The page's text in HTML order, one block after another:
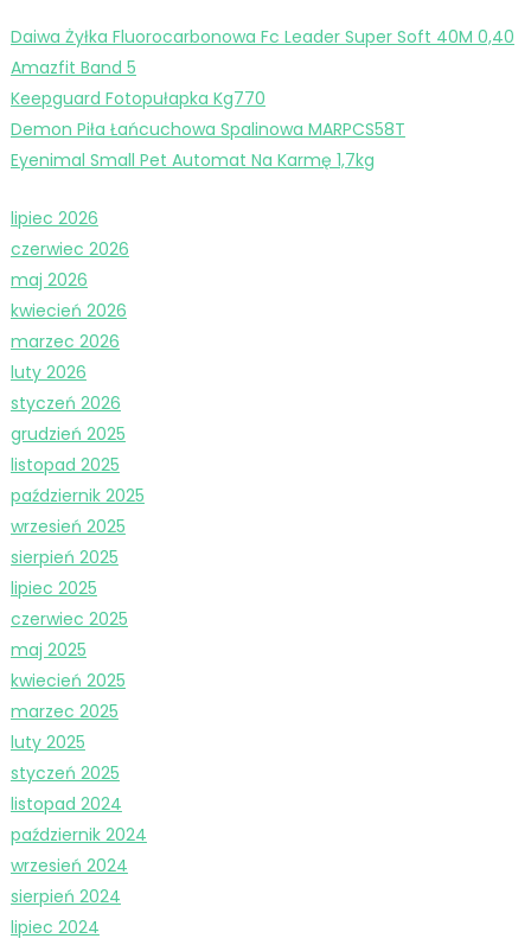
Daiwa Żyłka Fluorocarbonowa Fc Leader Super Soft 40M 0,40
Amazfit Band 5
Keepguard Fotopułapka Kg770
Demon Piła Łańcuchowa Spalinowa MARPCS58T
Eyenimal Small Pet Automat Na Karmę 1,7kg
lipiec 2026
czerwiec 2026
maj 2026
kwiecień 2026
marzec 2026
luty 2026
styczeń 2026
grudzień 2025
listopad 2025
październik 2025
wrzesień 2025
sierpień 2025
lipiec 2025
czerwiec 2025
maj 2025
kwiecień 2025
marzec 2025
luty 2025
styczeń 2025
listopad 2024
październik 2024
wrzesień 2024
sierpień 2024
lipiec 2024